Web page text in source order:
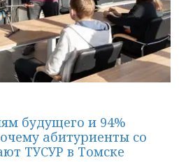
будущего и 94%
абитуриенты со
ТУСУР в Томске